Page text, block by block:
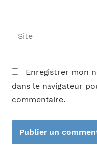
mail*
Site
Enregistrer mon
dans le navigateur
commentaire.